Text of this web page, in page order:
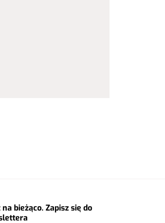
na bieżąco. Zapisz się do